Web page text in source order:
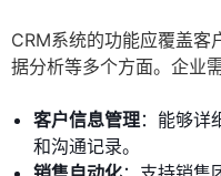
CRM系统的功能应覆盖客
据分析等多个方面。企业
客户信息管理：能够详
和沟通记录。